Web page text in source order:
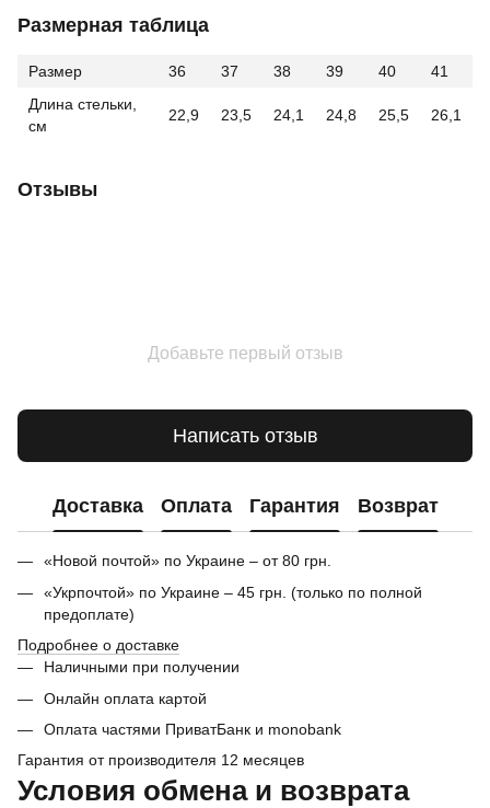
Размерная таблица
Размер 36 37 38 39 40
41
Длина стельки,
см
22,9 23,5 24,1 24,8 25,5 26,1
Отзывы
Добавьте первый отзыв
Написать отзыв
Доставка Оплата Гарантия Возврат
«Новой почтой» по Украине – от 80 грн.
«Укрпочтой» по Украине – 45 грн. (только по полной
предоплате)
Подробнее о доставке
Наличными при получении
Онлайн оплата картой
Оплата частями ПриватБанк и monobank
Гарантия от производителя 12 месяцев
Условия обмена и возврата